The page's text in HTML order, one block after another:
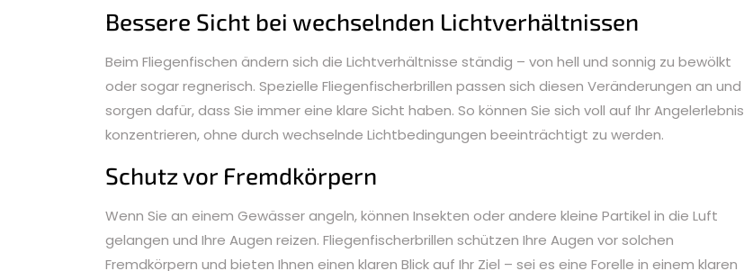
Bessere Sicht bei wechselnden Lichtverhältnissen
Beim Fliegenfischen ändern sich die Lichtverhältnisse ständig – von hell und sonnig zu bewölkt
oder sogar regnerisch. Spezielle Fliegenfischerbrillen passen sich diesen Veränderungen an und
sorgen dafür, dass Sie immer eine klare Sicht haben. So können Sie sich voll auf Ihr Angelerlebnis
konzentrieren, ohne durch wechselnde Lichtbedingungen beeinträchtigt zu werden.
Schutz vor Fremdkörpern
Wenn Sie an einem Gewässer angeln, können Insekten oder andere kleine Partikel in die Luft
gelangen und Ihre Augen reizen. Fliegenfischerbrillen schützen Ihre Augen vor solchen
Fremdkörpern und bieten Ihnen einen klaren Blick auf Ihr Ziel – sei es eine Forelle in einem klaren